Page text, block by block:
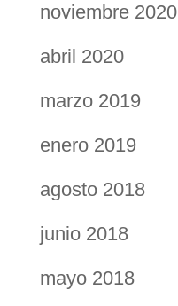
noviembre 2020
abril 2020
marzo 2019
enero 2019
agosto 2018
junio 2018
mayo 2018